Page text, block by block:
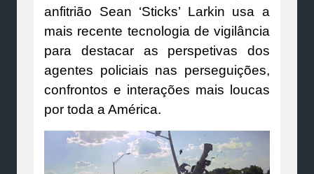
anfitrião Sean ‘Sticks’ Larkin usa a
mais recente tecnologia de vigilância
para destacar as perspetivas dos
agentes policiais nas perseguições,
confrontos e interações mais loucas
por toda a América.